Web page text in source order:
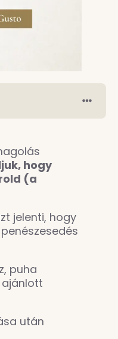
hogy
(a
jelenti, hogy
puha
után